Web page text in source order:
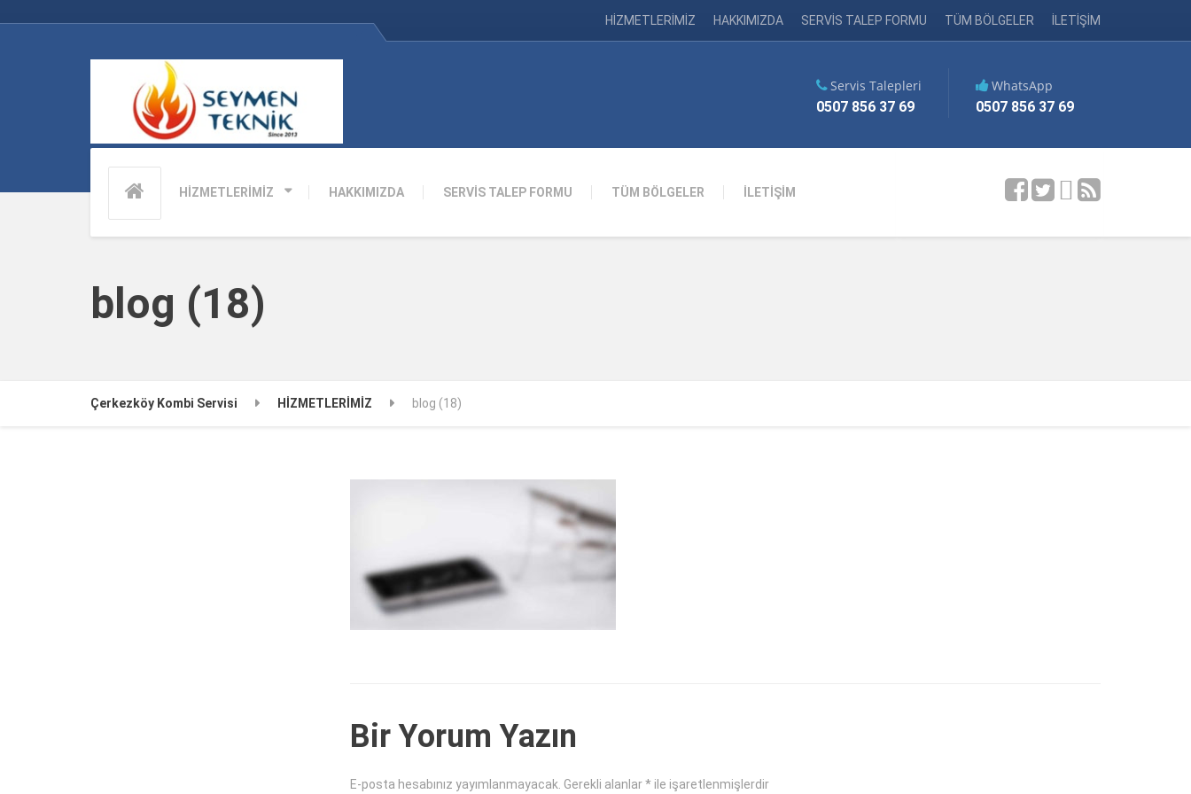
HİZMETLERİMİZ HAKKIMIZDA SERVİS TALEP FORMU TÜM BÖLGELER İLETİŞİM
HİZMETLERİMİZ HAKKIMIZDA SERVİS TALEP FORMU TÜM BÖLGELER İLETİŞİM
Servis Talepleri
0507 856 37 69
WhatsApp
0507 856 37 69
blog (18)
Çerkezköy Kombi Servisi HİZMETLERİMİZ blog (18)
Bir Yorum Yazın
E-posta hesabınız yayımlanmayacak. Gerekli alanlar*ile işaretlenmişlerdir